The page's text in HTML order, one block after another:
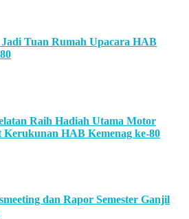
Tuan Rumah Upacara HAB
Raih Hadiah Utama Motor
HAB Kemenag ke-80
dan Rapor Semester Ganjil